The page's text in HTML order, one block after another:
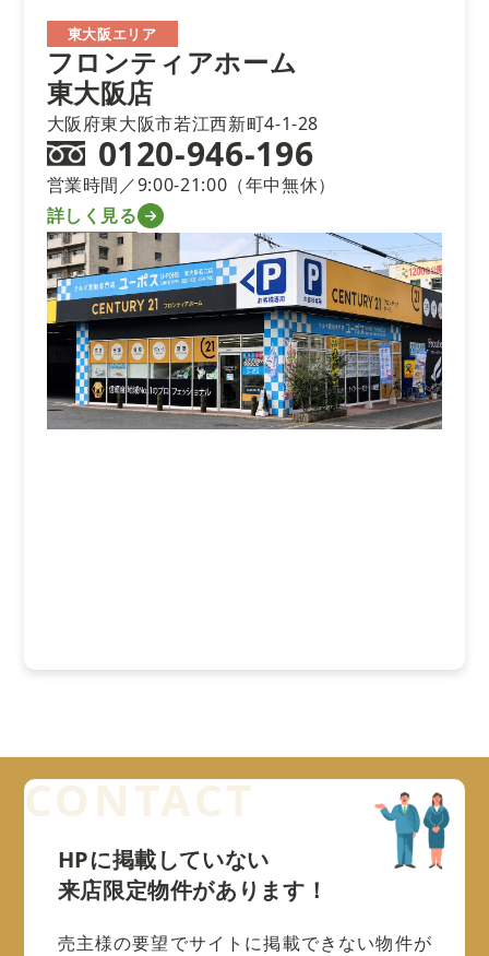
東大阪エリア
フロンティアホーム
東大阪店
大阪府東大阪市若江西新町4-1-28
0120-946-196
営業時間／9:00-21:00（年中無休）
詳しく見る
HPに掲載していない
来店限定物件があります！
売主様の要望でサイトに掲載できない物件が